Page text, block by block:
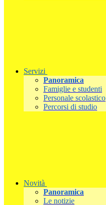
Servizi
Panoramica
Famiglie e studenti
Personale scolastico
Percorsi di studio
Novità
Panoramica
Le notizie